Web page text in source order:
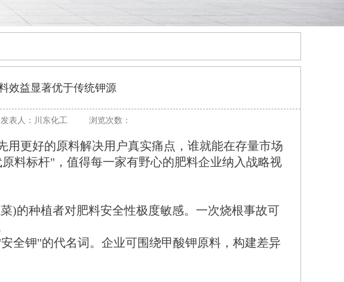
效益显著优于传统钾源
发表人：川东化工 浏览次数：
好的原料解决用户真实痛点，谁就能在存量市场
料标杆"，值得每一家有野心的肥料企业纳入战略视
种植者对肥料安全性极度敏感。一次烧根事故可
钾"的代名词。企业可围绕甲酸钾原料，构建差异